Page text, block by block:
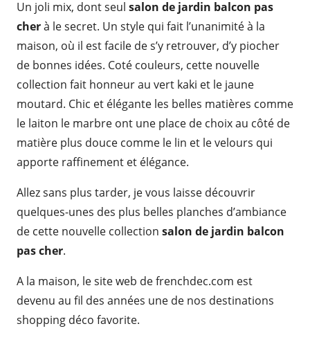
Un joli mix, dont seul salon de jardin balcon pas
cherà le secret. Un style qui fait l’unanimité à la
maison, où il est facile de s’y retrouver, d’y piocher
de bonnes idées. Coté couleurs, cette nouvelle
collection fait honneur au vert kaki et le jaune
moutard. Chic et élégante les belles matières comme
le laiton le marbre ont une place de choix au côté de
matière plus douce comme le lin et le velours qui
apporte raffinement et élégance.
Allez sans plus tarder, je vous laisse découvrir
quelques-unes des plus belles planches d’ambiance
de cette nouvelle collection salon de jardin balcon
pas cher.
A la maison, le site web de frenchdec.com est
devenu au fil des années une de nos destinations
shopping déco favorite.